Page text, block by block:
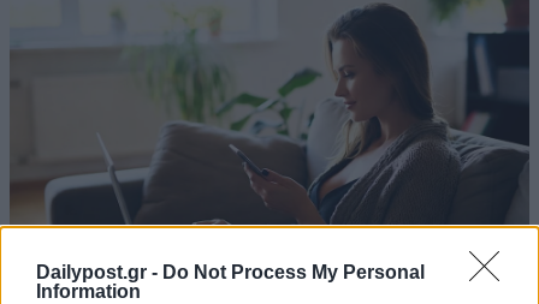
Dailypost.gr - Do Not Process My Personal
Information